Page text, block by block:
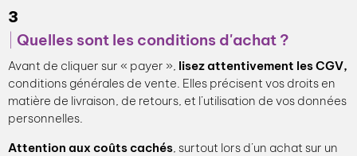
3
Quelles sont les conditions d'achat ?
Avant de cliquer sur « payer », lisez attentivement les CGV,
conditions générales de vente. Elles précisent vos droits en
matière de livraison, de retours, et l’utilisation de vos données
personnelles.
Attention aux coûts cachés , surtout lors d’un achat sur un